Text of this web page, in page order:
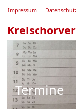
Impressum
Termine